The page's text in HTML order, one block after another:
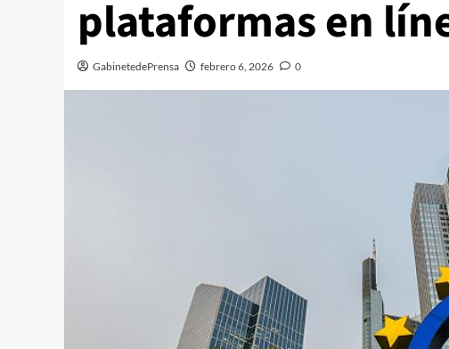
plataformas en
GabinetedePrensa febrero 6, 2026 0